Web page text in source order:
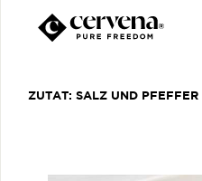
ZUTAT: SALZ UND PFEFFER